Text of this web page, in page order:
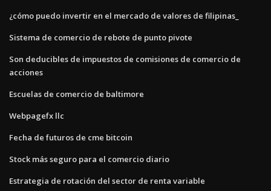
¿cómo puedo invertir en el mercado de valores de filipinas_
Sistema de comercio de rebote de punto pivote
Son deducibles de impuestos de comisiones de comercio de
acciones
Escuelas de comercio de baltimore
Webpagefx llc
Fecha de futuros de cme bitcoin
Stock más seguro para el comercio diario
Estrategia de rotación del sector de renta variable